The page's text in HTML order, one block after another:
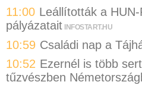
11:00 Leállították a
pályázatait INFOSTART.HU
10:59 Családi nap a
10:52 Ezernél is több
tűzvészben